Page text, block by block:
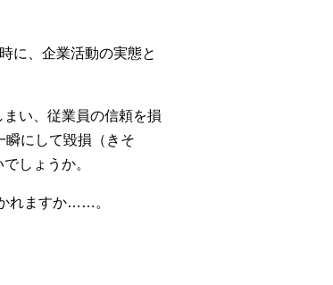
に、企業活動の実態と
い、従業員の信頼を損
瞬にして毀損（きそ
しょうか。
れますか……。